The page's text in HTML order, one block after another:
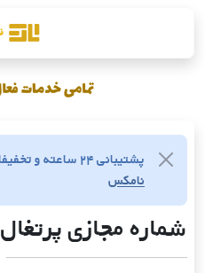
پشتیبانی ۲۴ ساعته و تخفیفات جدید فقط در
نامکس
شماره مجازی پرتغال